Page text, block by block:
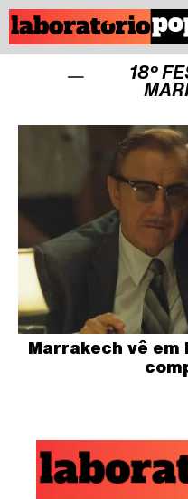
18º
Marrakech vê em